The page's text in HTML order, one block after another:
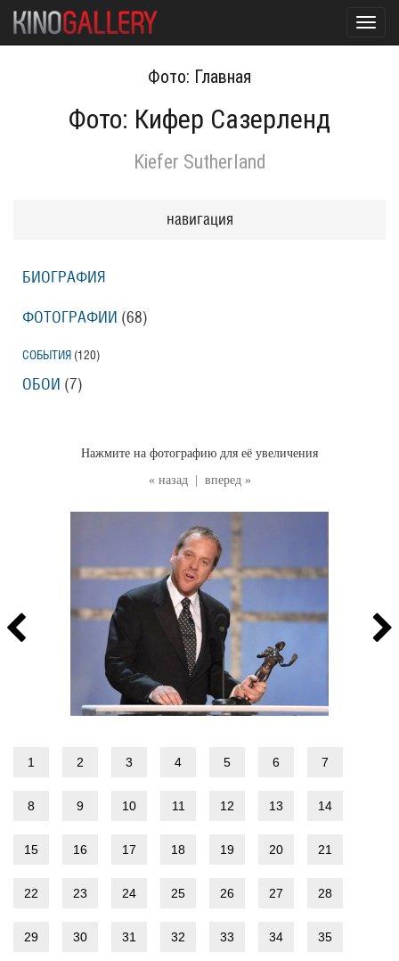
Фото: Главная
Фото: Кифер Сазерленд
Kiefer Sutherland
« назад вперед »
Нажмите на фотографию для её увеличения
1 2 3 4 5 6 7
8 9 10 11 12 13 14
15 16 17 18 19 20 21
22 23 24 25 26 27 28
29 30 31 32 33 34 35
навигация
БИОГРАФИЯ
ФОТОГРАФИИ (68)
СОБЫТИЯ (120)
ОБОИ (7)